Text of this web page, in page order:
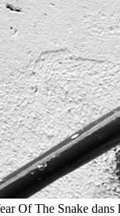
Of The Snake dans